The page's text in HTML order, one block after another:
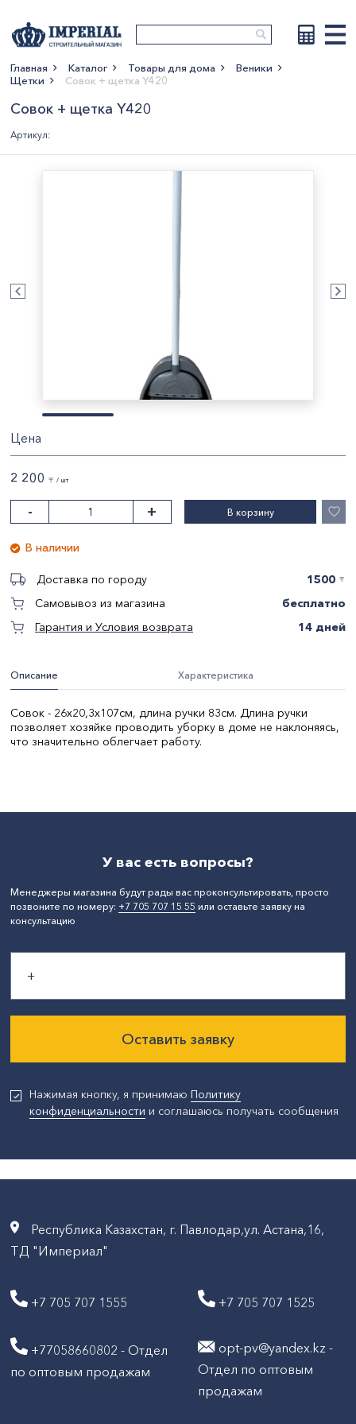
Главная Каталог Товары для дома
Веники
Щетки
Совок + щетка Y420
Совок + щетка Y420
Артикул:
Описание Характеристика
Совок - 26х20,3х107см, длина ручки 83см. Длина ручки
позволяет хозяйке проводить уборку в доме не наклоняясь,
что значительно облегчает работу.
Цена
2 200 〒 / шт
- + В корзину
В наличии
Доставка по городу 1500 〒
Самовывоз из магазина
бесплатно
Гарантия и Условия возврата
14 дней
У вас есть вопросы?
Менеджеры магазина будут рады вас проконсультировать, просто
позвоните по номеру: +7 705 707 15 55 или оставьте заявку на
консультацию
Оставить заявку
Нажимая кнопку, я принимаю Политику
конфиденциальности и соглашаюсь получать сообщения
Республика Казахстан, г. Павлодар,ул. Астана,16,
ТД "Империал"
+7 705 707 1555 +7 705 707 1525
+77058660802 - Отдел
по оптовым продажам
opt-pv@yandex.kz -
Отдел по оптовым
продажам